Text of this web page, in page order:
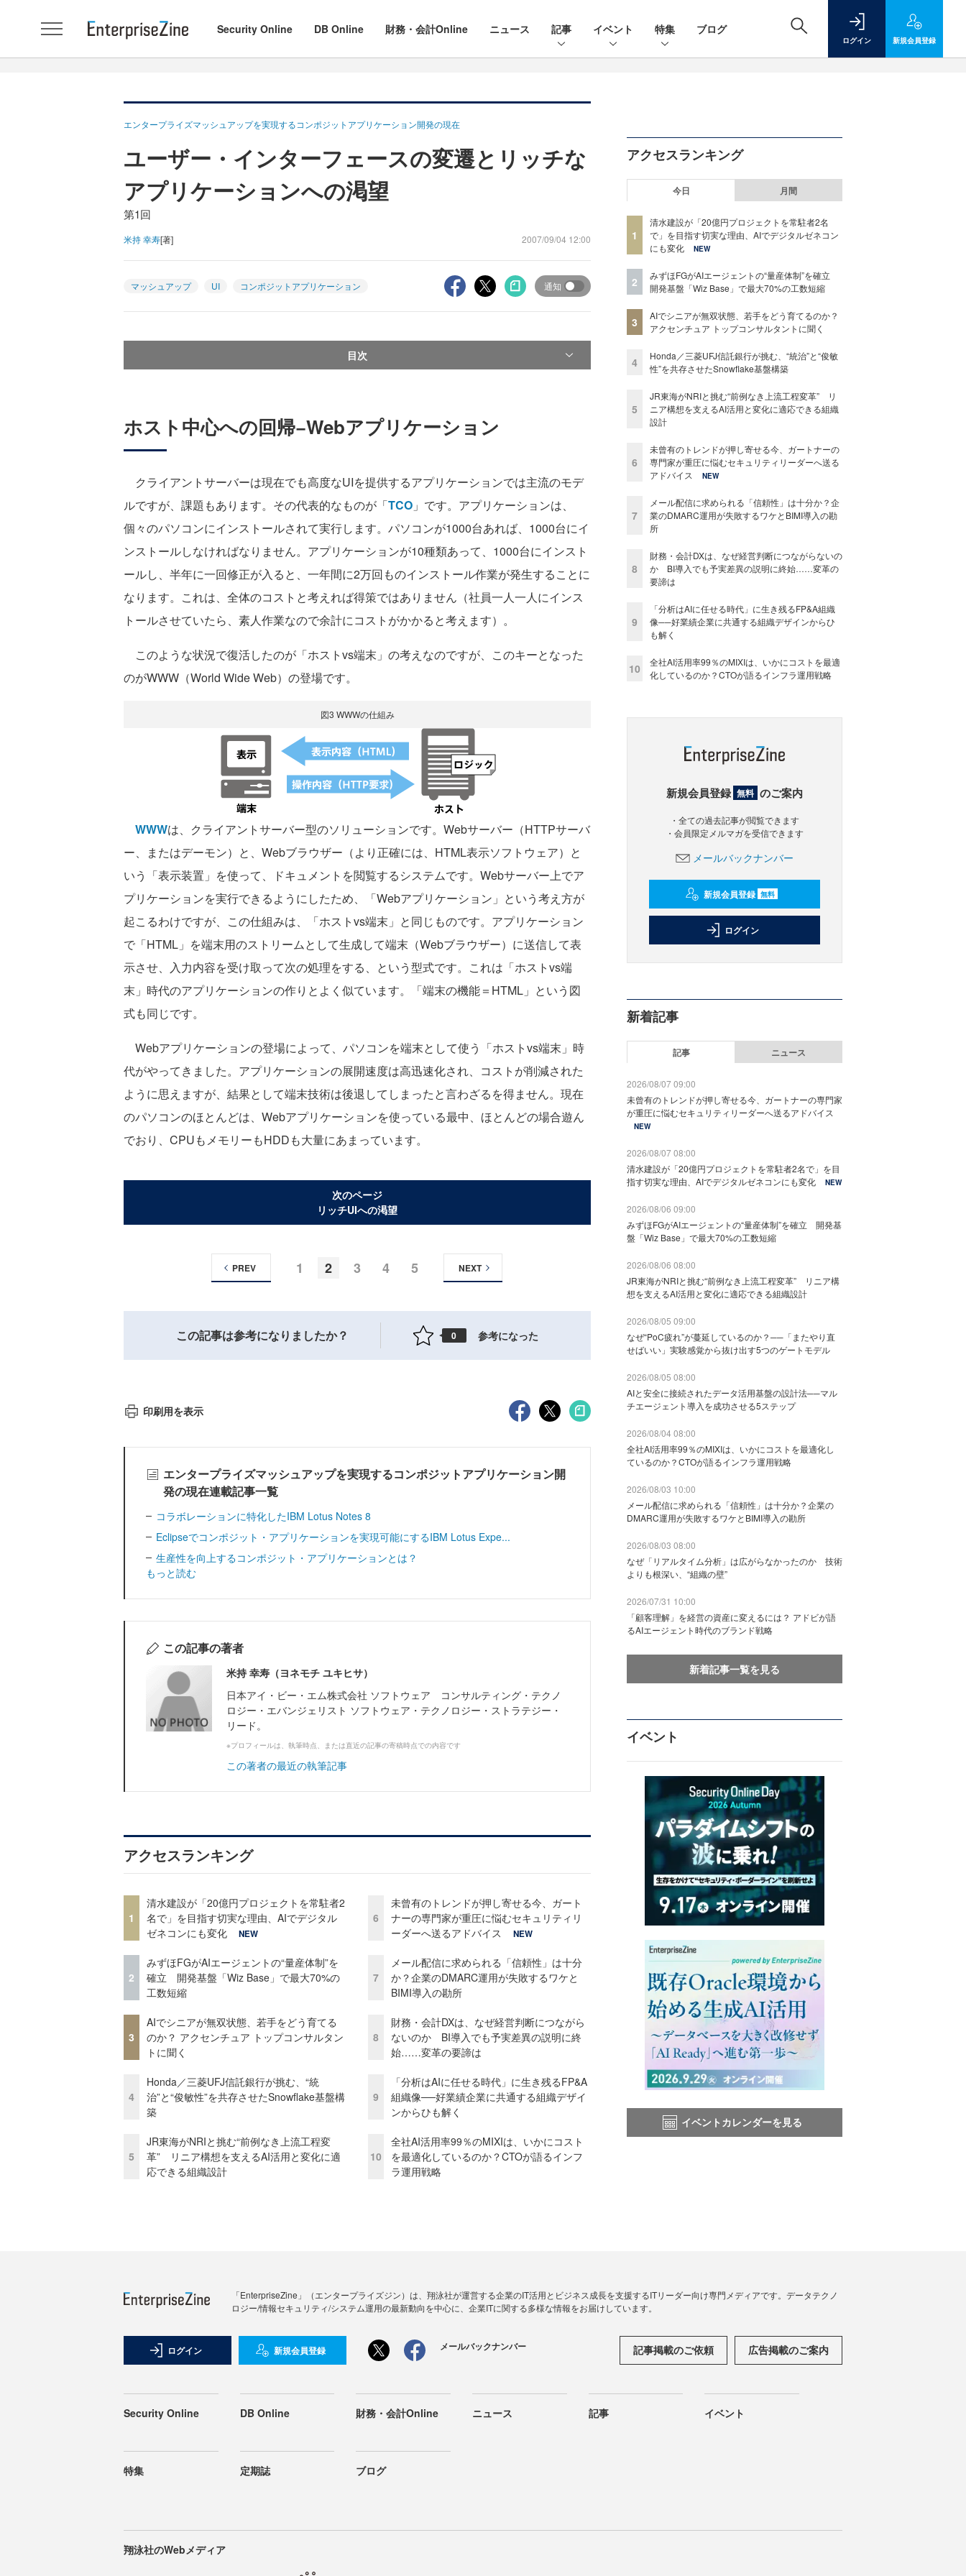
Security Online DB Online 財務・会計Online ニュース 記事 イベント 特集 ブログ
ログイン 新規会員登録
エンタープライズマッシュアップを実現するコンポジットアプリケーション開発の現在
ユーザー・インターフェースの変遷とリッチな
アプリケーションへの渇望
第1回
米持 幸寿[著] 2007/09/04 12:00
マッシュアップ UI コンポジットアプリケーション 通知
目次
ホスト中心への回帰−Webアプリケーション
クライアントサーバーは現在でも高度なUIを提供するアプリケーションでは主流のモデ
ルですが、課題もあります。その代表的なものが「TCO 」です。アプリケーションは、
個々のパソコンにインストールされて実行します。パソコンが1000台あれば、1000台にイ
ンストールしなければなりません。アプリケーションが10種類あって、1000台にインスト
ールし、半年に一回修正が入ると、一年間に2万回ものインストール作業が発生することに
なります。これは、全体のコストと考えれば得策ではありません（社員一人一人にインス
トールさせていたら、素人作業なので余計にコストがかかると考えます）。
このような状況で復活したのが「ホストvs端末」の考えなのですが、このキーとなった
のがWWW（World Wide Web）の登場です。
図3 WWWの仕組み
WWWは、クライアントサーバー型のソリューションです。Webサーバー（HTTPサーバ
ー、またはデーモン）と、Webブラウザー（より正確には、HTML表示ソフトウェア）と
いう「表示装置」を使って、ドキュメントを閲覧するシステムです。Webサーバー上でア
プリケーションを実行できるようにしたため、「Webアプリケーション」という考え方が
起こるわけですが、この仕組みは、「ホストvs端末」と同じものです。アプリケーション
で「HTML」を端末用のストリームとして生成して端末（Webブラウザー）に送信して表
示させ、入力内容を受け取って次の処理をする、という型式です。これは「ホストvs端
末」時代のアプリケーションの作りとよく似ています。「端末の機能＝HTML」という図
式も同じです。
Webアプリケーションの登場によって、パソコンを端末として使う「ホストvs端末」時
代がやってきました。アプリケーションの展開速度は高迅速化され、コストが削減された
ように思えますが、結果として端末技術は後退してしまったと言わざるを得ません。現在
のパソコンのほとんどは、Webアプリケーションを使っている最中、ほとんどの場合遊ん
でおり、CPUもメモリーもHDDも大量にあまっています。
次のページ
リッチUIへの渇望
1 2 3 4 5
PREV NEXT
この記事は参考になりましたか？ 0 参考になった
印刷用を表示
エンタープライズマッシュアップを実現するコンポジットアプリケーション開
発の現在連載記事一覧
コラボレーションに特化したIBM Lotus Notes 8
Eclipseでコンポジット・アプリケーションを実現可能にするIBM Lotus Expe...
生産性を向上するコンポジット・アプリケーションとは？
もっと読む
この記事の著者
米持 幸寿（ヨネモチ ユキヒサ）
日本アイ・ビー・エム株式会社 ソフトウェア コンサルティング・テクノ
ロジー・エバンジェリスト ソフトウェア・テクノロジー・ストラテジー・
リード。
※プロフィールは、執筆時点、または直近の記事の寄稿時点での内容です
この著者の最近の執筆記事
アクセスランキング
1
清水建設が「20億円プロジェクトを常駐者2
名で」を目指す切実な理由、AIでデジタル
ゼネコンにも変化
NEW
2
みずほFGがAIエージェントの“量産体制”を
確立 開発基盤「Wiz Base」で最大70%の
工数短縮
3
AIでシニアが無双状態、若手をどう育てる
のか？ アクセンチュア トップコンサルタン
トに聞く
4
Honda／三菱UFJ信託銀行が挑む、“統
治”と“俊敏性”を共存させたSnowflake基盤構
築
5
JR東海がNRIと挑む“前例なき上流工程変
革” リニア構想を支えるAI活用と変化に適
応できる組織設計
6
未曾有のトレンドが押し寄せる今、ガート
ナーの専門家が重圧に悩むセキュリティリ
ーダーへ送るアドバイス
NEW
7
メール配信に求められる「信頼性」は十分
か？企業のDMARC運用が失敗するワケと
BIMI導入の勘所
8
財務・会計DXは、なぜ経営判断につながら
ないのか BI導入でも予実差異の説明に終
始……変革の要諦は
9
「分析はAIに任せる時代」に生き残るFP&A
組織像──好業績企業に共通する組織デザイ
ンからひも解く
10
全社AI活用率99％のMIXIは、いかにコスト
を最適化しているのか？CTOが語るインフ
ラ運用戦略
アクセスランキング
今日 月間
1
清水建設が「20億円プロジェクトを常駐者2名
で」を目指す切実な理由、AIでデジタルゼネコン
にも変化
NEW
2
みずほFGがAIエージェントの“量産体制”を確立
開発基盤「Wiz Base」で最大70%の工数短縮
3
AIでシニアが無双状態、若手をどう育てるのか？
アクセンチュア トップコンサルタントに聞く
4
Honda／三菱UFJ信託銀行が挑む、“統治”と“俊敏
性”を共存させたSnowflake基盤構築
5
JR東海がNRIと挑む“前例なき上流工程変革” リ
ニア構想を支えるAI活用と変化に適応できる組織
設計
6
未曾有のトレンドが押し寄せる今、ガートナーの
専門家が重圧に悩むセキュリティリーダーへ送る
アドバイス
NEW
7
メール配信に求められる「信頼性」は十分か？企
業のDMARC運用が失敗するワケとBIMI導入の勘
所
8
財務・会計DXは、なぜ経営判断につながらないの
か BI導入でも予実差異の説明に終始……変革の
要諦は
9
「分析はAIに任せる時代」に生き残るFP&A組織
像──好業績企業に共通する組織デザインからひ
も解く
10
全社AI活用率99％のMIXIは、いかにコストを最適
化しているのか？CTOが語るインフラ運用戦略
新規会員登録 無料 のご案内
・全ての過去記事が閲覧できます
・会員限定メルマガを受信できます
メールバックナンバー
新規会員登録 無料
ログイン
新着記事
記事 ニュース
2026/08/07 09:00
未曾有のトレンドが押し寄せる今、ガートナーの専門家
が重圧に悩むセキュリティリーダーへ送るアドバイス
NEW
2026/08/07 08:00
清水建設が「20億円プロジェクトを常駐者2名で」を目
指す切実な理由、AIでデジタルゼネコンにも変化
NEW
2026/08/06 09:00
みずほFGがAIエージェントの“量産体制”を確立 開発基
盤「Wiz Base」で最大70%の工数短縮
2026/08/06 08:00
JR東海がNRIと挑む“前例なき上流工程変革” リニア構
想を支えるAI活用と変化に適応できる組織設計
2026/08/05 09:00
なぜ“PoC疲れ”が蔓延しているのか？──「またやり直
せばいい」実験感覚から抜け出す5つのゲートモデル
2026/08/05 08:00
AIと安全に接続されたデータ活用基盤の設計法──マル
チエージェント導入を成功させる5ステップ
2026/08/04 08:00
全社AI活用率99％のMIXIは、いかにコストを最適化し
ているのか？CTOが語るインフラ運用戦略
2026/08/03 10:00
メール配信に求められる「信頼性」は十分か？企業の
DMARC運用が失敗するワケとBIMI導入の勘所
2026/08/03 08:00
なぜ「リアルタイム分析」は広がらなかったのか 技術
よりも根深い、“組織の壁”
2026/07/31 10:00
「顧客理解」を経営の資産に変えるには？ アドビが語
るAIエージェント時代のブランド戦略
新着記事一覧を見る
イベント
イベントカレンダーを見る
「EnterpriseZine」（エンタープライズジン）は、翔泳社が運営する企業のIT活用とビジネス成長を支援するITリーダー向け専門メディアです。データテクノ
ロジー/情報セキュリティ/システム運用の最新動向を中心に、企業ITに関する多様な情報をお届けしています。
ログイン 新規会員登録 メールバックナンバー 記事掲載のご依頼 広告掲載のご案内
Security Online DB Online 財務・会計Online ニュース 記事 イベント
特集 定期誌 ブログ
翔泳社のWebメディア